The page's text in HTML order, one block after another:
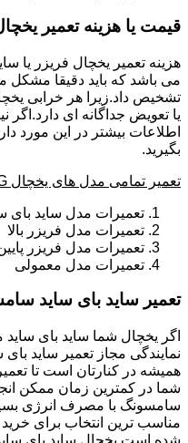
قیمت یا هزینه تعمیر
هزینه تعمیر یخچال فریزر یا
می باشد که باید دقیقا مشکل
تشخیص داد.زیرا هر خرابی
یا تعویض جداگانه ای
اطلاعات بیشتر در این مورد
بگیرید.
تعمیر تمامی مدل های یخچال SAMSUNG
تعمیرات مدل ساید بای
تعمیرات مدل فریزر بالا
تعمیرات مدل فریزر
تعمیرات مدل معمولی
تعمیر ساید بای ساید
اگر یخچال شما ساید بای
شما در کمترین زمان ممکن
مناسب ترین انتخاب برای خرید
شده است.یخچال ساید بای